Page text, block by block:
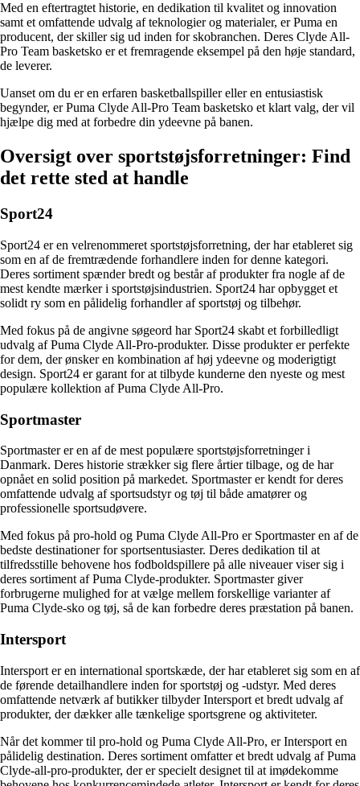
Med en eftertragtet historie, en dedikation til kvalitet og innovation
samt et omfattende udvalg af teknologier og materialer, er Puma en
producent, der skiller sig ud inden for skobranchen. Deres Clyde All-
Pro Team basketsko er et fremragende eksempel på den høje standard,
de leverer.
Uanset om du er en erfaren basketballspiller eller en entusiastisk
begynder, er Puma Clyde All-Pro Team basketsko et klart valg, der vil
hjælpe dig med at forbedre din ydeevne på banen.
Oversigt over sportstøjsforretninger: Find
det rette sted at handle
Sport24
Sport24 er en velrenommeret sportstøjsforretning, der har etableret sig
som en af de fremtrædende forhandlere inden for denne kategori.
Deres sortiment spænder bredt og består af produkter fra nogle af de
mest kendte mærker i sportstøjsindustrien. Sport24 har opbygget et
solidt ry som en pålidelig forhandler af sportstøj og tilbehør.
Med fokus på de angivne søgeord har Sport24 skabt et forbilledligt
udvalg af Puma Clyde All-Pro-produkter. Disse produkter er perfekte
for dem, der ønsker en kombination af høj ydeevne og moderigtigt
design. Sport24 er garant for at tilbyde kunderne den nyeste og mest
populære kollektion af Puma Clyde All-Pro.
Sportmaster
Sportmaster er en af de mest populære sportstøjsforretninger i
Danmark. Deres historie strækker sig flere årtier tilbage, og de har
opnået en solid position på markedet. Sportmaster er kendt for deres
omfattende udvalg af sportsudstyr og tøj til både amatører og
professionelle sportsudøvere.
Med fokus på pro-hold og Puma Clyde All-Pro er Sportmaster en af de
bedste destinationer for sportsentusiaster. Deres dedikation til at
tilfredsstille behovene hos fodboldspillere på alle niveauer viser sig i
deres sortiment af Puma Clyde-produkter. Sportmaster giver
forbrugerne mulighed for at vælge mellem forskellige varianter af
Puma Clyde-sko og tøj, så de kan forbedre deres præstation på banen.
Intersport
Intersport er en international sportskæde, der har etableret sig som en af
de førende detailhandlere inden for sportstøj og -udstyr. Med deres
omfattende netværk af butikker tilbyder Intersport et bredt udvalg af
produkter, der dækker alle tænkelige sportsgrene og aktiviteter.
Når det kommer til pro-hold og Puma Clyde All-Pro, er Intersport en
pålidelig destination. Deres sortiment omfatter et bredt udvalg af Puma
Clyde-all-pro-produkter, der er specielt designet til at imødekomme